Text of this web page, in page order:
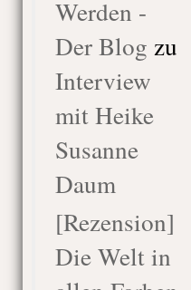
Werden -
Der Blog zu
Interview
mit Heike
Susanne
Daum
[Rezension]
Die Welt in